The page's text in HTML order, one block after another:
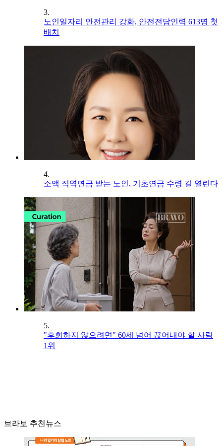
3.
노인일자리 안전관리 강화, 안전전담인력 613명 첫
배치
4.
소액 직역연금 받는 노인, 기초연금 수령 길 열린다
5.
"후회하지 않으려면" 60세 넘어 끊어내야 할 사람
1위
브라보 추천뉴스